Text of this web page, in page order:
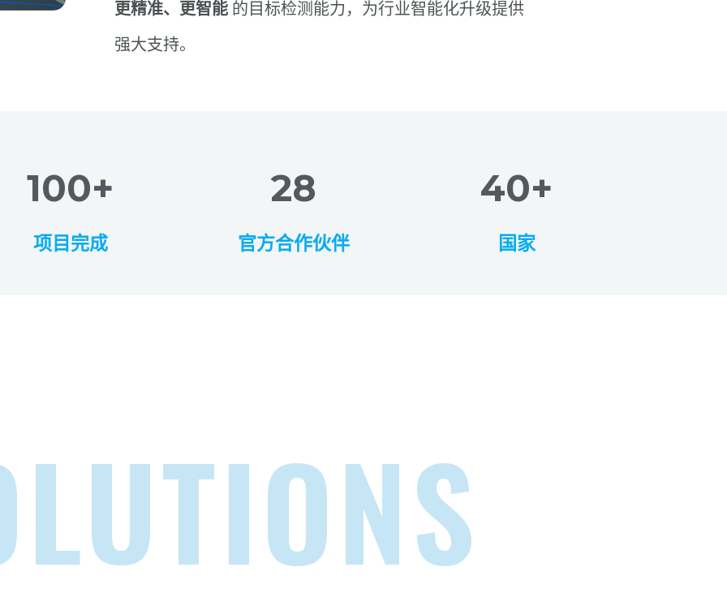
更精准、更智能 的目标检测能力，为行业智能化升级提供
强大支持。
100+
项目完成
28
官方合作伙伴
40+
国家